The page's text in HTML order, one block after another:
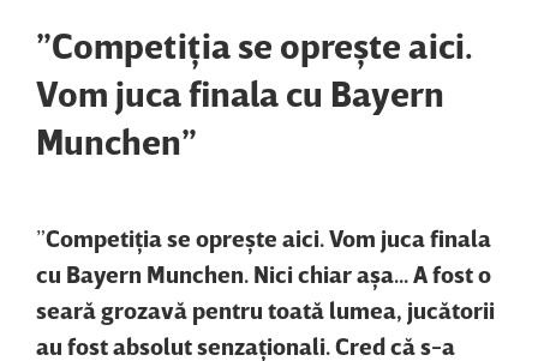
”Competiţia se opreşte aici.
Vom juca finala cu Bayern
Munchen”
”Competiţia se opreşte aici. Vom juca finala
cu Bayern Munchen. Nici chiar aşa... A fost o
seară grozavă pentru toată lumea, jucătorii
au fost absolut senzaţionali. Cred că s-a